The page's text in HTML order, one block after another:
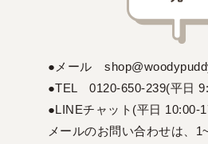
●メール
●TEL 0120-650-239(平日
●LINEチャット(平日 10:00-
メールのお問い合わせは、